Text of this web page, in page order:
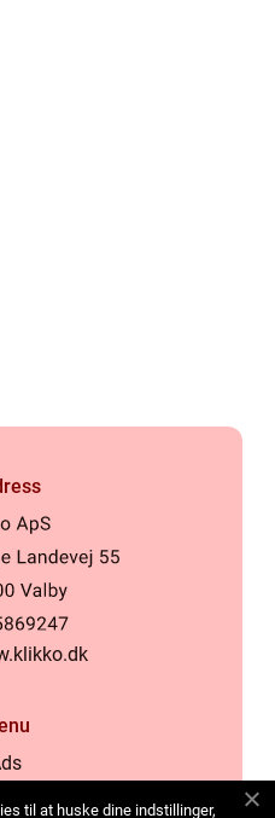
til at huske dine indstillinger,